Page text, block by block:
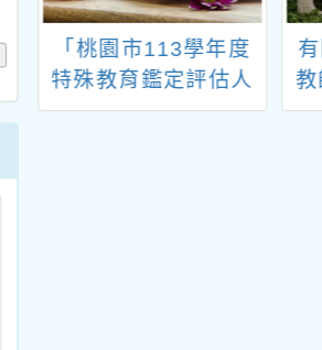
「桃園市113學年度
特殊教育鑑定評估人
員總體培訓課程辦」
教
務